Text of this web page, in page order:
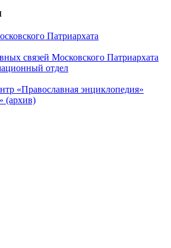
Патриархата
связей Московского Патриархата
отдел
«Православная энциклопедия»
(архив)